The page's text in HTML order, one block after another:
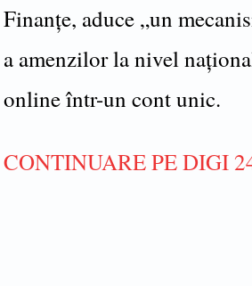
Finanțe, aduce „un
a amenzilor la nivel
online într-un cont unic.
CONTINUARE PE DIGI